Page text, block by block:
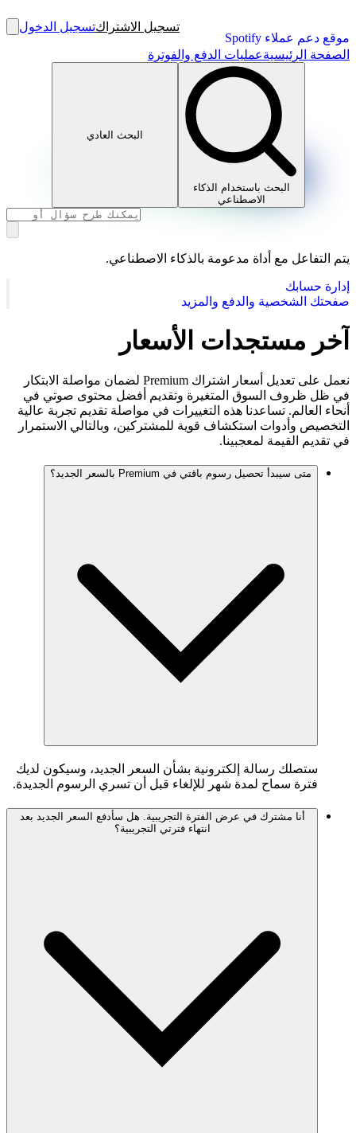
موقع دعم عملاء Spotify
تسجيل الاشتراكتسجيل الدخول
الصفحة الرئيسيةعمليات الدفع والفوترة
البحث باستخدام الذكاء
الاصطناعي
البحث العادي
يتم التفاعل مع أداة مدعومة بالذكاء الاصطناعي.
إدارة حسابك
صفحتك الشخصية والدفع والمزيد
آخر مستجدات الأسعار
نعمل على تعديل أسعار اشتراك Premium لضمان مواصلة الابتكار
في ظل ظروف السوق المتغيرة وتقديم أفضل محتوى صوتي في
أنحاء العالم. تساعدنا هذه التغييرات في مواصلة تقديم تجربة عالية
التخصيص وأدوات استكشاف قوية للمشتركين، وبالتالي الاستمرار
في تقديم القيمة لمعجبينا.
متى سيبدأ تحصيل رسوم باقتي في Premium بالسعر الجديد؟
ستصلك رسالة إلكترونية بشأن السعر الجديد، وسيكون لديك
فترة سماح لمدة شهر للإلغاء قبل أن تسري الرسوم الجديدة.
أنا مشترك في عرض الفترة التجريبية. هل سأدفع السعر الجديد بعد
انتهاء فترتي التجريبية؟